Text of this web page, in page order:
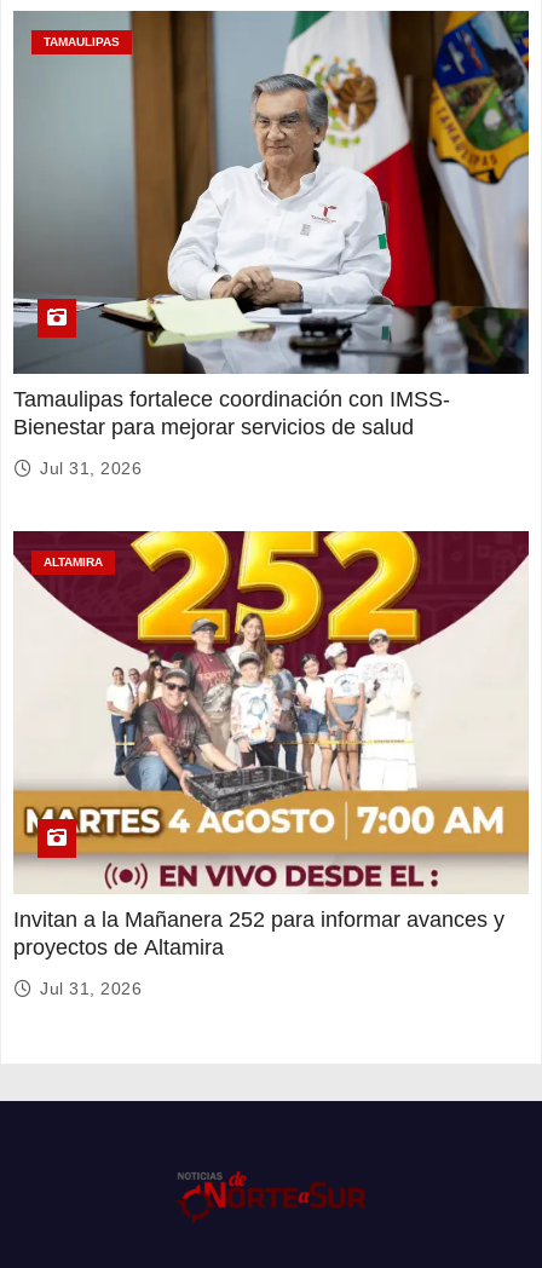
TAMAULIPAS
Tamaulipas fortalece coordinación con IMSS-
Bienestar para mejorar servicios de salud
Jul 31, 2026
ALTAMIRA
Invitan a la Mañanera 252 para informar avances y
proyectos de Altamira
Jul 31, 2026